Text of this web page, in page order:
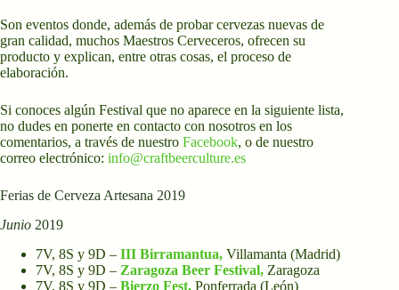
Son eventos donde, además de probar cervezas nuevas de
gran calidad, muchos Maestros Cerveceros, ofrecen su
producto y explican, entre otras cosas, el proceso de
elaboración.
Si conoces algún Festival que no aparece en la siguiente lista,
no dudes en ponerte en contacto con nosotros en los
comentarios, a través de nuestro Facebook, o de nuestro
correo electrónico: info@craftbeerculture.es
Ferias de Cerveza Artesana 2019
Junio 2019
7V, 8S y 9D – III Birramantua, Villamanta (Madrid)
7V, 8S y 9D – Zaragoza Beer Festival, Zaragoza
7V, 8S y 9D – Bierzo Fest, Ponferrada (León)